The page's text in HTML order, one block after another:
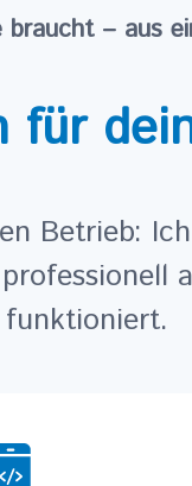
– aus
für
Betrieb:
funktioniert.